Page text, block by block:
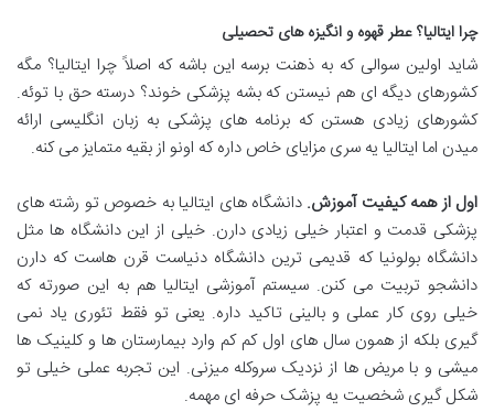
چرا ایتالیا؟ عطر قهوه و انگیزه های تحصیلی
شاید اولین سوالی که به ذهنت برسه این باشه که اصلاً چرا ایتالیا؟ مگه
کشورهای دیگه ای هم نیستن که بشه پزشکی خوند؟ درسته حق با توئه.
کشورهای زیادی هستن که برنامه های پزشکی به زبان انگلیسی ارائه
میدن اما ایتالیا یه سری مزایای خاص داره که اونو از بقیه متمایز می کنه.
اول از همه کیفیت آموزش. دانشگاه های ایتالیا به خصوص تو رشته های
پزشکی قدمت و اعتبار خیلی زیادی دارن. خیلی از این دانشگاه ها مثل
دانشگاه بولونیا که قدیمی ترین دانشگاه دنیاست قرن هاست که دارن
دانشجو تربیت می کنن. سیستم آموزشی ایتالیا هم به این صورته که
خیلی روی کار عملی و بالینی تاکید داره. یعنی تو فقط تئوری یاد نمی
گیری بلکه از همون سال های اول کم کم وارد بیمارستان ها و کلینیک ها
میشی و با مریض ها از نزدیک سروکله میزنی. این تجربه عملی خیلی تو
شکل گیری شخصیت یه پزشک حرفه ای مهمه.